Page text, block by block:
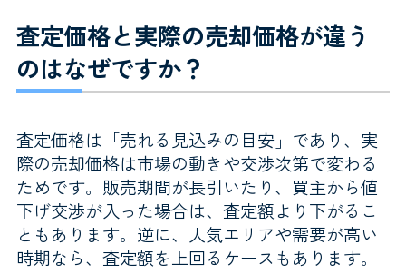
査定価格と実際の売却価格が違う
のはなぜですか？
査定価格は「売れる見込みの目安」であり、実
際の売却価格は市場の動きや交渉次第で変わる
ためです。販売期間が長引いたり、買主から値
下げ交渉が入った場合は、査定額より下がるこ
ともあります。逆に、人気エリアや需要が高い
時期なら、査定額を上回るケースもあります。